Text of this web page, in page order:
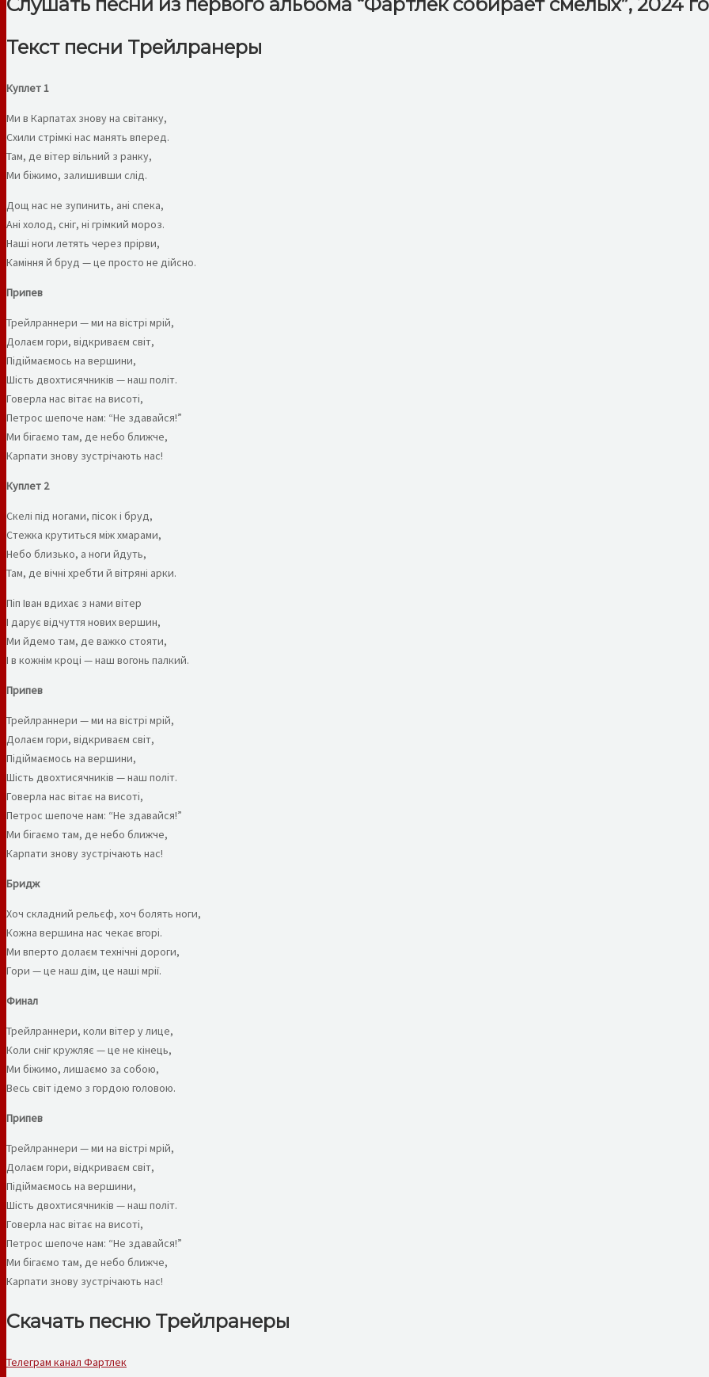
Текст песни Трейлранеры
Куплет 1
Ми в Карпатах знову на світанку,
Схили стрімкі нас манять вперед.
Там, де вітер вільний з ранку,
Ми біжимо, залишивши слід.
Дощ нас не зупинить, ані спека,
Ані холод, сніг, ні грімкий мороз.
Наші ноги летять через прірви,
Каміння й бруд — це просто не дійсно.
Припев
Трейлраннери — ми на вістрі мрій,
Долаєм гори, відкриваєм світ,
Підіймаємось на вершини,
Шість двохтисячників — наш політ.
Говерла нас вітає на висоті,
Петрос шепоче нам: “Не здавайся!”
Ми бігаємо там, де небо ближче,
Карпати знову зустрічають нас!
Куплет 2
Скелі під ногами, пісок і бруд,
Стежка крутиться між хмарами,
Небо близько, а ноги йдуть,
Там, де вічні хребти й вітряні арки.
Піп Іван вдихає з нами вітер
І дарує відчуття нових вершин,
Ми йдемо там, де важко стояти,
І в кожнім кроці — наш вогонь палкий.
Припев
Трейлраннери — ми на вістрі мрій,
Долаєм гори, відкриваєм світ,
Підіймаємось на вершини,
Шість двохтисячників — наш політ.
Говерла нас вітає на висоті,
Петрос шепоче нам: “Не здавайся!”
Ми бігаємо там, де небо ближче,
Карпати знову зустрічають нас!
Бридж
Хоч складний рельєф, хоч болять ноги,
Кожна вершина нас чекає вгорі.
Ми вперто долаєм технічні дороги,
Гори — це наш дім, це наші мрії.
Финал
Трейлраннери, коли вітер у лице,
Коли сніг кружляє — це не кінець,
Ми біжимо, лишаємо за собою,
Весь світ ідемо з гордою головою.
Припев
Трейлраннери — ми на вістрі мрій,
Долаєм гори, відкриваєм світ,
Підіймаємось на вершини,
Шість двохтисячників — наш політ.
Говерла нас вітає на висоті,
Петрос шепоче нам: “Не здавайся!”
Ми бігаємо там, де небо ближче,
Карпати знову зустрічають нас!
Скачать песню Трейлранеры
Телеграм канал Фартлек